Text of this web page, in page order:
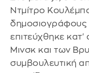
Ντμίτρο
δημοσιογράφους
επιτεύχθηκε
Μινσκ και των
συμβουλευτική